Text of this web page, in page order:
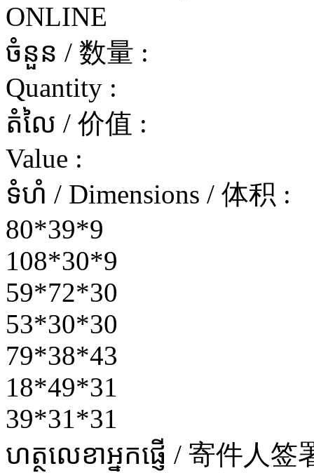
ONLINE
ចំនួន / 数量 :
Quantity :
តំលៃ / 价值 :
Value :
ទំហំ / Dimensions / 体积 :
80*39*9
108*30*9
59*72*30
53*30*30
79*38*43
18*49*31
39*31*31
ហត្ថលេខាអ្នកផ្ញើ / 寄件人